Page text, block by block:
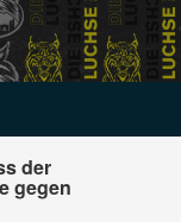
der
gegen